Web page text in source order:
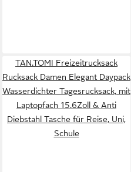
TAN.TOMI Freizeitrucksack
Rucksack Damen Elegant Daypack
Wasserdichter Tagesrucksack, mit
Laptopfach 15.6Zoll & Anti
Diebstahl Tasche für Reise, Uni,
Schule